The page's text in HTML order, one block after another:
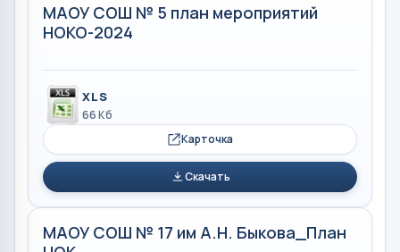
МАОУ СОШ № 5 план мероприятий
НОКО-2024
XLS
66 Кб
Карточка
Скачать
МАОУ СОШ № 17 им А.Н. Быкова_План